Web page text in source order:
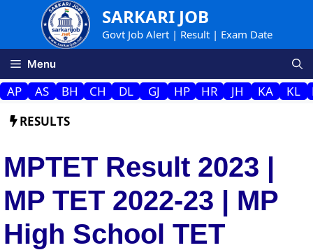
SARKARI JOB
Govt Job Alert | Result | Exam Date
Menu
AP AS BH CH DL GJ HP HR JH KA KL
RESULTS
MPTET Result 2023 |
MP TET 2022-23 | MP
High School TET